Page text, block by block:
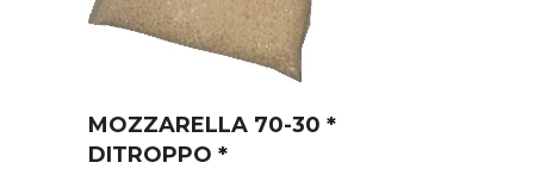
MOZZARELLA 70-30 *
DITROPPO *